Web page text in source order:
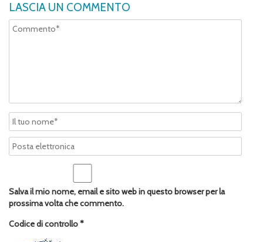
LASCIA UN COMMENTO
Salva il mio nome, email e sito web in questo browser per la
prossima volta che commento.
Codice di controllo*